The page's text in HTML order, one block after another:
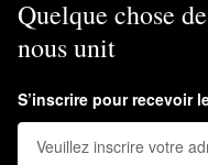
Ce produit Augustinus
yeux?
utilisé autour des yeux.
d’utiliserla crème pour le
formule est spécialement
Quelque chose
nous unit
S’inscrire pour recevoir